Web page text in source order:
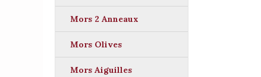
Mors 2 Anneaux
Mors Olives
Mors Aiguilles